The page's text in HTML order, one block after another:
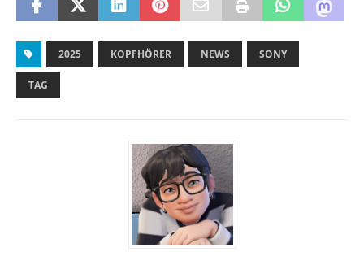
2025 KOPFHÖRER NEWS SONY
TAG